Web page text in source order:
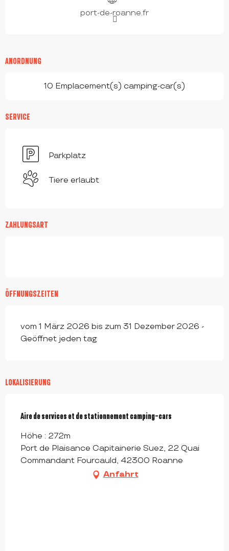
port-de-roanne.fr
ANORDNUNG
10 Emplacement(s) camping-car(s)
SERVICE
Parkplatz
Tiere erlaubt
ZAHLUNGSART
ÖFFNUNGSZEITEN
vom 1 März 2026 bis zum 31 Dezember 2026 -
Geöffnet jeden tag
LOKALISIERUNG
Aire de services et de stationnement camping-cars
Höhe : 272m
Port de Plaisance Capitainerie Suez, 22 Quai
Commandant Fourcauld, 42300 Roanne
Anfahrt